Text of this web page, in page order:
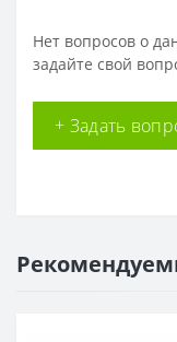
Нет вопросов о
задайте свой
+ Задать